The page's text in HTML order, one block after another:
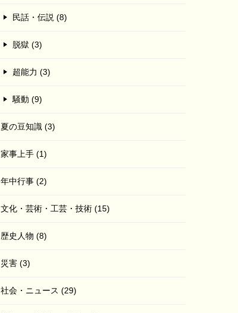
民話・伝説 (8)
脱獄 (3)
超能力 (3)
騒動 (9)
夏の豆知識 (3)
家事上手 (1)
年中行事 (2)
文化・芸術・工芸・技術 (15)
歴史人物 (8)
災害 (3)
社会・ニュース (29)